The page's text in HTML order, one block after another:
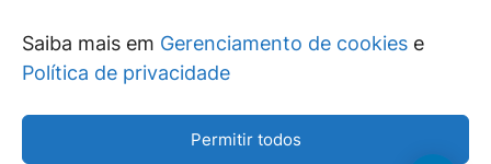
Saiba mais em Gerenciamento de cookies e
Política de privacidade
Permitir todos
SIGA